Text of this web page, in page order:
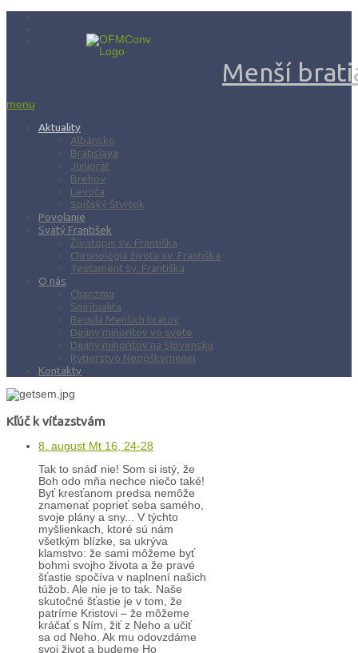
Menší
menu
Aktuality
Albánsko
Bratislava
Juniorát
Brehov
Levoča
Spišský Štvrtok
Povolanie
Svätý František
Životopis sv. Františka
Chronológia života sv. Františka
Testament sv. Františka
O nás
Charizma
Spiritualita
Regula Menších bratov
Dejiny minoritov vo svete
Dejiny minoritov na Slovensku
Rytierstvo Nepoškvrnenej
Kontakty
Kľúč k víťazstvám
8. august Mt 16, 24-28
Tak to snáď nie! Som si istý, že
Boh odo mňa nechce niečo také!
Byť kresťanom predsa nemôže
znamenať poprieť seba samého,
svoje plány a sny... V týchto
myšlienkach, ktoré sú nám
všetkým blízke, sa ukrýva
klamstvo: že sami môžeme byť
bohmi svojho života a že pravé
šťastie spočíva v naplnení našich
túžob. Ale nie je to tak. Naše
skutočné šťastie je v tom, že
patríme Kristovi – že môžeme
kráčať s Ním, žiť z Neho a učiť
sa od Neho. Ak mu odovzdáme
svoj život a budeme Ho